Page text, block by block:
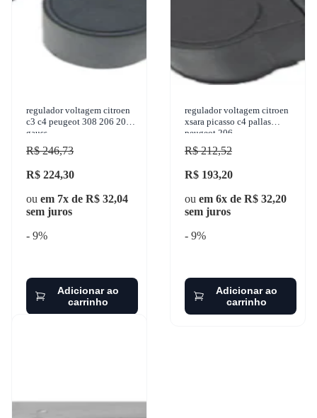
regulador voltagem citroen
c3 c4 peugeot 308 206 207
gauss
R$ 246,73
R$ 224,30
ou em 7x de R$ 32,04
sem juros
- 9%
Adicionar ao
carrinho
regulador voltagem citroen
xsara picasso c4 pallas
peugeot 206
R$ 212,52
R$ 193,20
ou em 6x de R$ 32,20
sem juros
- 9%
Adicionar ao
carrinho